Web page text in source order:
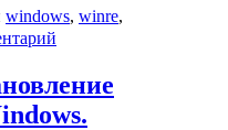
windows, winre,